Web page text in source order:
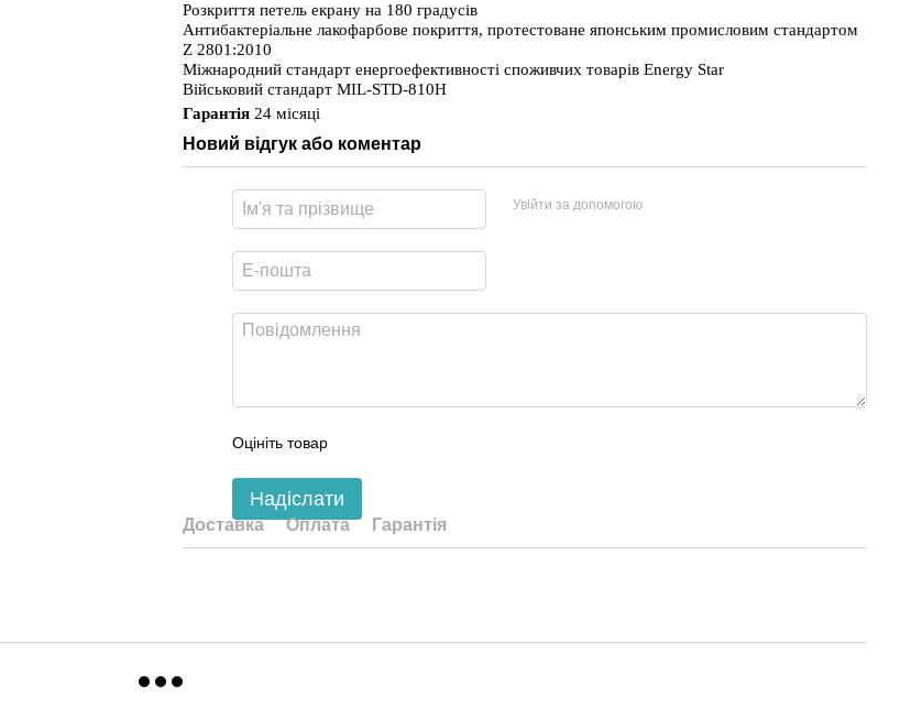
Розкриття петель екрану на 180 градусів
Антибактеріальне лакофарбове покриття, протестоване японським промисловим стандартом
Z 2801:2010
Міжнародний стандарт енергоефективності споживчих товарів Energy Star
Військовий стандарт MIL-STD-810H
Гарантія 24 місяці
Новий відгук або коментар
Увійти за допомогою
Оцініть товар
Надіслати
Доставка Оплата Гарантія